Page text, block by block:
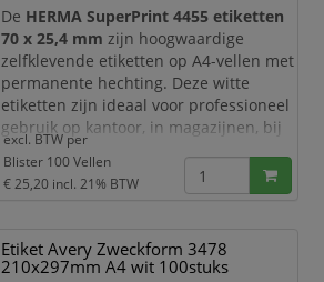
Dankzij het formaat van70 x 37 mm
De HERMA SuperPrint 4455 etiketten
70 x 25,4 mm zijn hoogwaardige
zelfklevende etiketten op A4-vellen met
permanente hechting. Deze witte
etiketten zijn ideaal voor professioneel
gebruik op kantoor, in magazijnen, bij
verzending, archivering,
productlabeling en administratieve
toepassingen. Met
3300 etiketten
ruime voorraad voor dagelijks en
efficiënt labelgebruik.
excl. BTW per
Blister 100 Vellen
€ 25,20 incl. 21% BTW
Etiket Avery Zweckform 3478
210x297mm A4 wit 100stuks